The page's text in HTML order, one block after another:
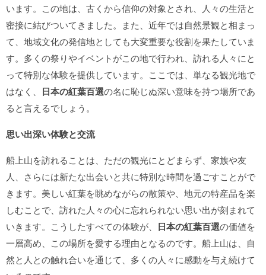
います。この地は、古くから信仰の対象とされ、人々の生活と
密接に結びついてきました。また、近年では自然景観と相まっ
て、地域文化の発信地としても大変重要な役割を果たしていま
す。多くの祭りやイベントがこの地で行われ、訪れる人々にと
って特別な体験を提供しています。ここでは、単なる観光地で
はなく、 日本の紅葉百選の名に恥じぬ深い意味を持つ場所であ
ると言えるでしょう。
思い出深い体験と交流
船上山を訪れることは、ただの観光にとどまらず、家族や友
人、さらには新たな出会いと共に特別な時間を過ごすことがで
きます。美しい紅葉を眺めながらの散策や、地元の特産品を楽
しむことで、訪れた人々の心に忘れられない思い出が刻まれて
いきます。こうしたすべての体験が、 日本の紅葉百選の価値を
一層高め、この場所を愛する理由となるのです。船上山は、自
然と人との触れ合いを通じて、多くの人々に感動を与え続けて